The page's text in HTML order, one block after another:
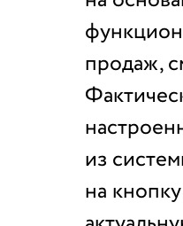
продаж,
из
на